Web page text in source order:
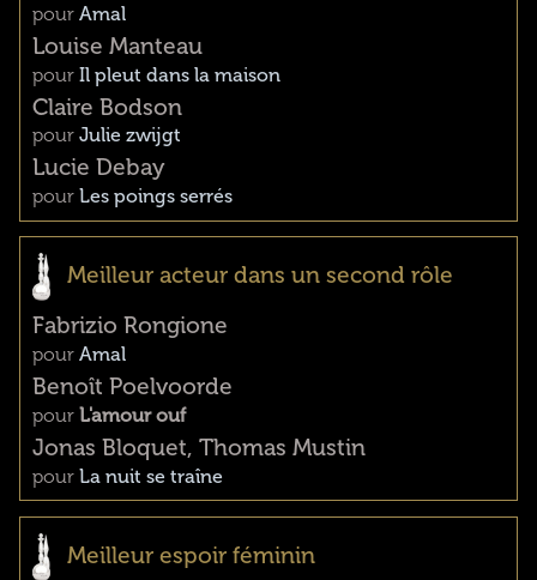
pour Amal
Louise Manteau
pour Il pleut dans la maison
Claire Bodson
pour Julie zwijgt
Lucie Debay
pour Les poings serrés
Meilleur acteur dans un second rôle
Fabrizio Rongione
pour Amal
Benoît Poelvoorde
pour L'amour ouf
Jonas Bloquet, Thomas Mustin
pour La nuit se traîne
Meilleur espoir féminin